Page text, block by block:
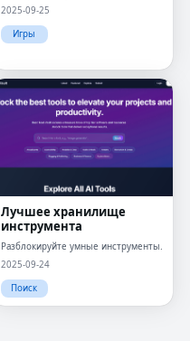
2025-09-25
Игры
Лучшее хранилище
инструмента
Разблокируйте умные инструменты.
2025-09-24
Поиск